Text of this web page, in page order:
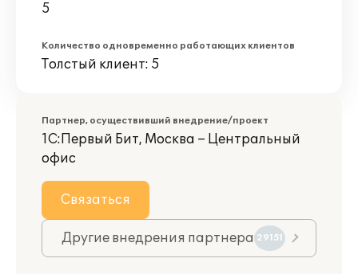
5
Количество одновременно работающих клиентов
Толстый клиент: 5
Партнер, осуществивший внедрение/проект
1С:Первый Бит, Москва – Центральный
офис
Связаться
Другие внедрения партнера 29151